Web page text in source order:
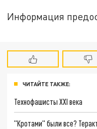
Информация
ЧИТАЙТЕ ТАКЖЕ:
Технофашисты XXI века
"Кротами" были все?